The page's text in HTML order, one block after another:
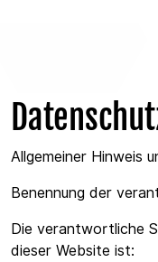
Allgemeiner Hinweis
Benennung der
Die verantwortliche
dieser Website ist: